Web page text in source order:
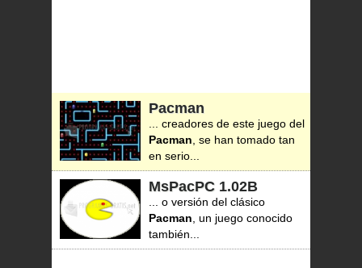
Pacman
... creadores de este juego del
Pacman , se han tomado tan
en serio...
MsPacPC 1.02B
... o versión del clásico
Pacman , un juego conocido
también...